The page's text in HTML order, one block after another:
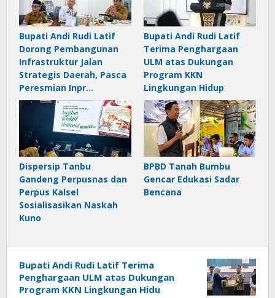
Bupati Andi Rudi Latif
Dorong Pembangunan
Infrastruktur Jalan
Strategis Daerah, Pasca
Peresmian Inpr…
Bupati Andi Rudi Latif
Terima Penghargaan
ULM atas Dukungan
Program KKN
Lingkungan Hidup
Dispersip Tanbu
Gandeng Perpusnas dan
Perpus Kalsel
Sosialisasikan Naskah
Kuno
BPBD Tanah Bumbu
Gencar Edukasi Sadar
Bencana
Bupati Andi Rudi Latif Terima
Penghargaan ULM atas Dukungan
Program KKN Lingkungan Hidu